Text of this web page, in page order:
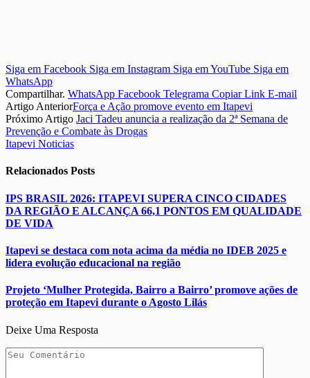
Siga em Facebook Siga em Instagram Siga em YouTube Siga em
WhatsApp
Compartilhar. WhatsApp Facebook Telegrama Copiar Link E-mail
Artigo AnteriorForça e Ação promove evento em Itapevi
Próximo Artigo Jaci Tadeu anuncia a realização da 2ª Semana de
Prevenção e Combate às Drogas
Itapevi Noticias
Relacionados Posts
IPS BRASIL 2026: ITAPEVI SUPERA CINCO CIDADES
DA REGIÃO E ALCANÇA 66,1 PONTOS EM QUALIDADE
DE VIDA
Itapevi se destaca com nota acima da média no IDEB 2025 e
lidera evolução educacional na região
Projeto ‘Mulher Protegida, Bairro a Bairro’ promove ações de
proteção em Itapevi durante o Agosto Lilás
Deixe Uma Resposta